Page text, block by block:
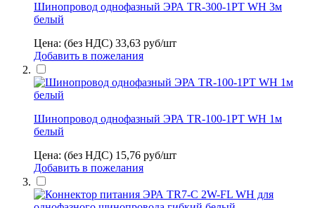
Шинопровод однофазный ЭРА TR-300-1PT WH 3м
белый
Цена: (без НДС) 33,63 руб/шт
Добавить в пожелания
Шинопровод однофазный ЭРА TR-100-1PT WH 1м
белый
Цена: (без НДС) 15,76 руб/шт
Добавить в пожелания